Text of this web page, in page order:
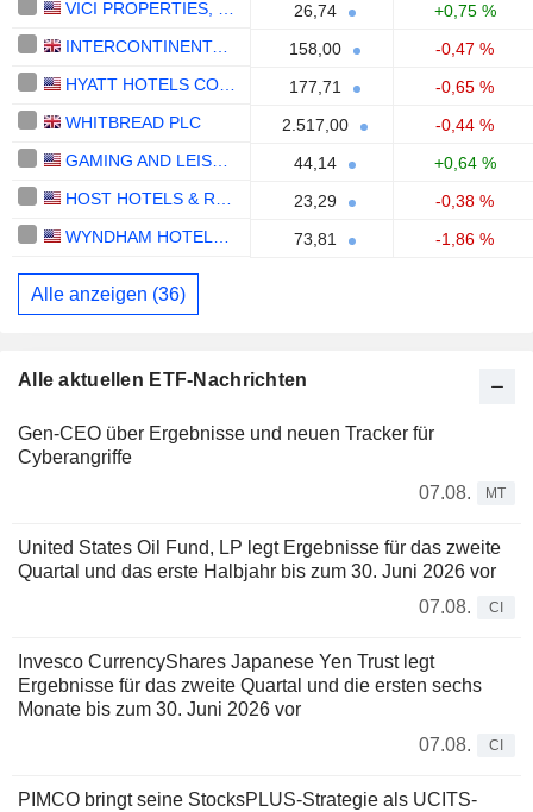
26,74
+0,75 %
INTERCONTINENTAL HOTELS GROUP PLC
158,00
-0,47 %
177,71
-0,65 %
WHITBREAD PLC
2.517,00
-0,44 %
44,14
+0,64 %
23,29
-0,38 %
73,81 -1,86 %
Alle anzeigen (36)
Alle aktuellen ETF-Nachrichten
Gen-CEO über Ergebnisse und neuen Tracker für
Cyberangriffe
07.08.
MT
United States Oil Fund, LP legt Ergebnisse für das zweite
Quartal und das erste Halbjahr bis zum 30. Juni 2026 vor
07.08.
CI
Invesco CurrencyShares Japanese Yen Trust legt
Ergebnisse für das zweite Quartal und die ersten sechs
Monate bis zum 30. Juni 2026 vor
07.08.
CI
PIMCO bringt seine StocksPLUS-Strategie als UCITS-